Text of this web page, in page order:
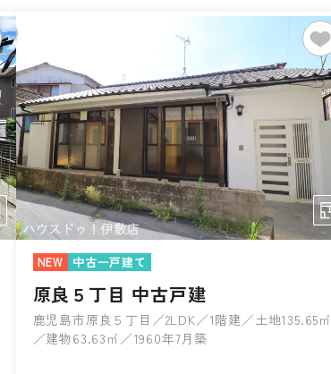
NEW 中古一戸建て
原良５丁目 中古戸建
鹿児島市原良５丁目／2LDK／1階建／土地135.65㎡
／建物63.63㎡／1960年7月築